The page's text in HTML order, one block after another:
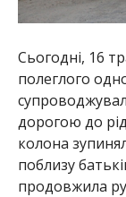
Сьогодні, 16
полеглого
дорогою до
колона
поблизу
продовжила